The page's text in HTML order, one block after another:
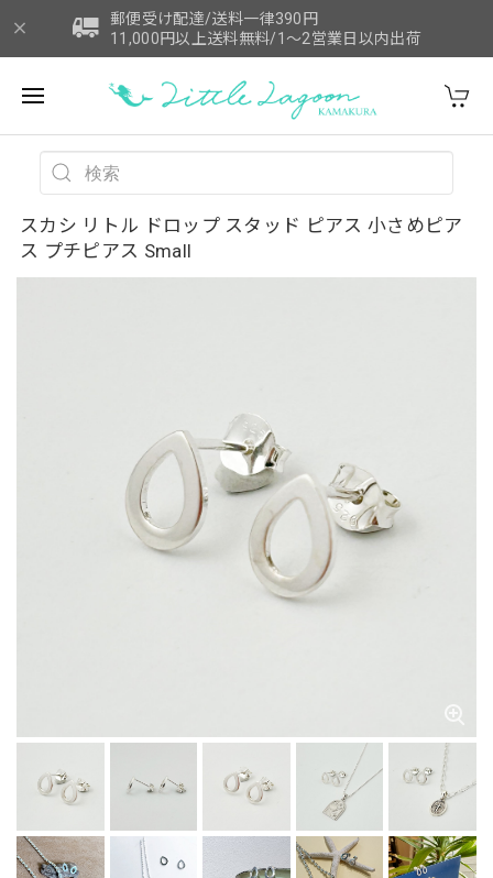
郵便受け配達/送料一律390円
11,000円以上送料無料/1～2営業日以内出荷
スカシ リトル ドロップ スタッド ピアス 小さめピア
ス プチピアス Small